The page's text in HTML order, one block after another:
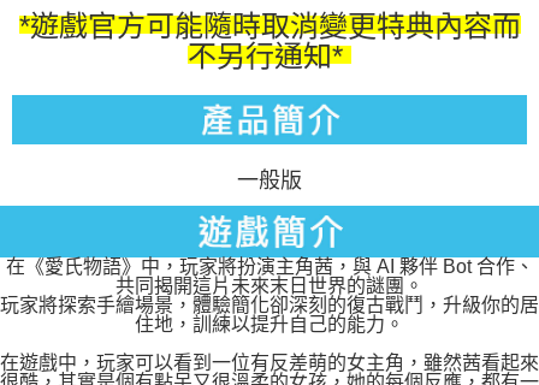
*遊戲官方可能隨時取消變更特典內容而
不另行通知*
一般版
在《愛氏物語》中，玩家將扮演主角茜，與 AI 夥伴 Bot 合作、
共同揭開這片未來末日世界的謎團。
玩家將探索手繪場景，體驗簡化卻深刻的復古戰鬥，升級你的居
住地，訓練以提升自己的能力。
在遊戲中，玩家可以看到一位有反差萌的女主角，雖然茜看起來